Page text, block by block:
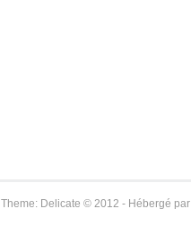
Theme: Delicate © 2012 - Hébergé par